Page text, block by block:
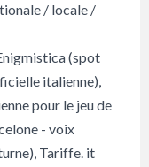
/ locale /
(spot
italienne),
pour le jeu de
- voix
Tariffe. it